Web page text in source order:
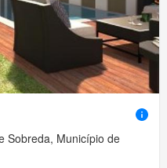
Sobreda, Município de